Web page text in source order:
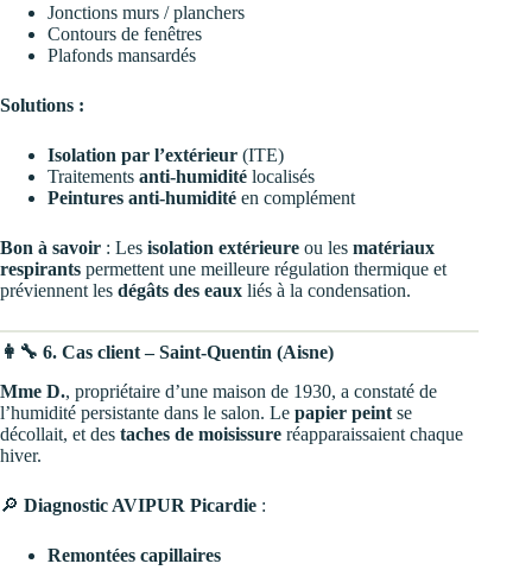
Jonctions murs / planchers
Contours de fenêtres
Plafonds mansardés
Solutions :
Isolation par l’extérieur (ITE)
Traitements anti-humidité localisés
Peintures anti-humidité en complément
Bon à savoir : Les isolation extérieure ou les matériaux
respirants permettent une meilleure régulation thermique et
préviennent les dégâts des eaux liés à la condensation.
👩‍🔧 6. Cas client – Saint-Quentin (Aisne)
Mme D., propriétaire d’une maison de 1930, a constaté de
l’humidité persistante dans le salon. Le papier peint se
décollait, et des taches de moisissure réapparaissaient chaque
hiver.
🔎 Diagnostic AVIPUR Picardie :
Remontées capillaires